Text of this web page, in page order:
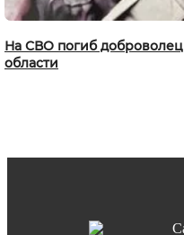
На СВО погиб
области